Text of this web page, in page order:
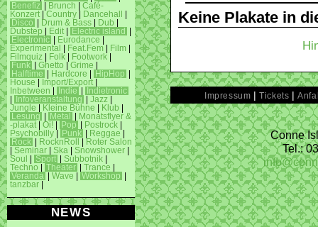
Benefiz
Brunch
Café-
Konzert
Country Dancehall
Disco
Drum & Bass Dub
Dubstep
Edit Electric island
Electronic
Eurodance
Experimental
Feat.Fem Film
Filmquiz
Folk Footwork
Funk
Ghetto Grime
Halftime
Hardcore HipHop
House
Import/Export
Inbetween
Indie
Indietronic
Infoveranstaltung Jazz
Jungle
Kleine Bühne Klub
Lesung
Metal
Monatsflyer &
-plakat
Oi! Pop Postrock
Psychobilly
Punk Reggae
Rock
RocknRoll
Roter Salon
Seminar Ska Snowshower
Soul
Sport Subbotnik
Techno
Theater Trance
Veranda
Wave Workshop
tanzbar
NEWS
Keine Plakate in
Impressum |Tickets |
Conne
Tel.: